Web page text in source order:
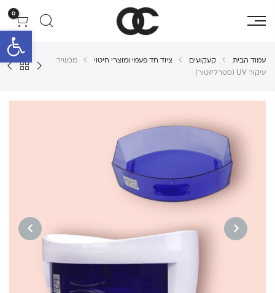
פתח
0
עמוד הבית קעקועים ציוד חד פעמי ומוצרי חיטוי
מכשיר
עיקור UV (סטרליזטור)